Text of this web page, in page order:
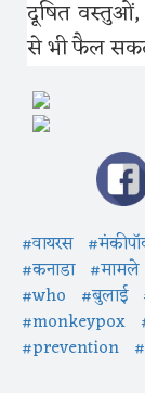
दूषित
से भी फैल
#वायरस
#कनाडा #मामले
#who #बुलाई
#monkeypox
#prevention